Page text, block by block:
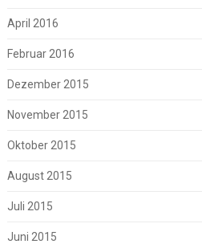
April 2016
Februar 2016
Dezember 2015
November 2015
Oktober 2015
August 2015
Juli 2015
Juni 2015